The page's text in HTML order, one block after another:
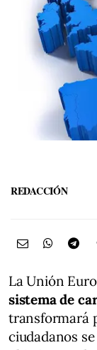
REDACCIÓN
La Unión
sistema de
transformará
ciudadanos